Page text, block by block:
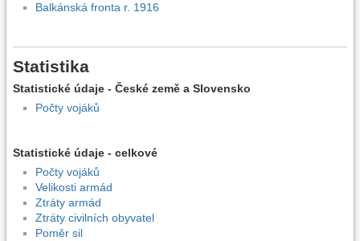
Balkánská fronta r. 1916
Statistika
Statistické údaje - České země a Slovensko
Počty vojáků
Statistické údaje - celkové
Počty vojáků
Velikosti armád
Ztráty armád
Ztráty civilních obyvatel
Poměr sil